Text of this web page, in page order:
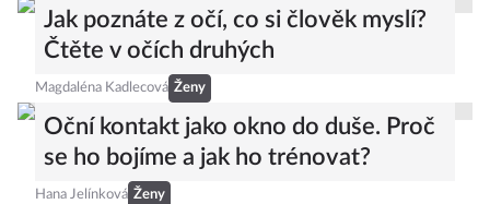
Jak poznáte z očí, co si člověk myslí?
Čtěte v očích druhých
Magdaléna Kadlecová Ženy
Oční kontakt jako okno do duše. Proč
se ho bojíme a jak ho trénovat?
Hana Jelínková Ženy